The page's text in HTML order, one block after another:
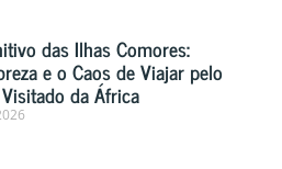
das Ilhas Comores:
e o Caos de Viajar pelo
da África